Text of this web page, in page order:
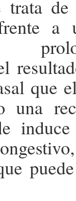
trata
a
que
una